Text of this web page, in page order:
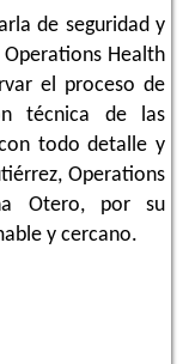
de seguridad y
Health
el proceso de
técnica de las
todo detalle y
Operations
Otero, por su
y cercano.